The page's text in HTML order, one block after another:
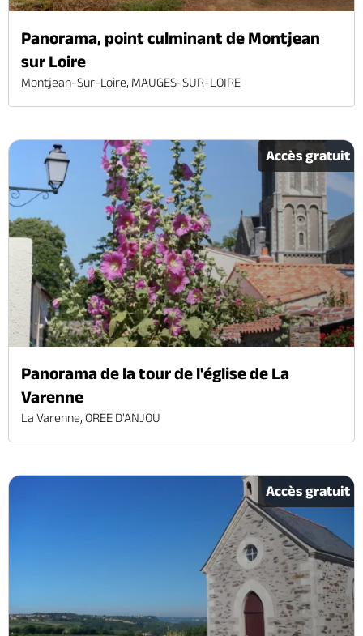
Panorama, point culminant de Montjean
sur Loire
Montjean-Sur-Loire, MAUGES-SUR-LOIRE
Accès gratuit
Panorama de la tour de l'église de La
Varenne
La Varenne, OREE D'ANJOU
Accès gratuit